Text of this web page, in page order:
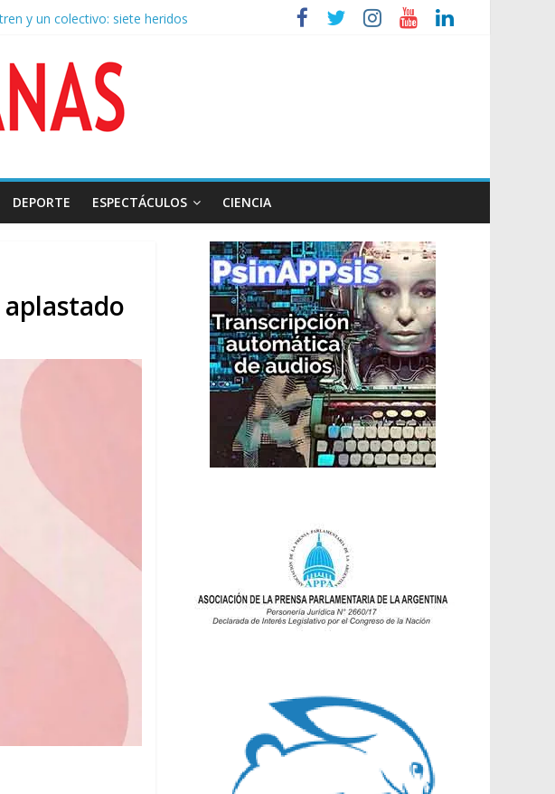
y un colectivo: siete heridos
y conductor de TV
apuntó: “Vino un poco endiablada”
DEPORTE ESPECTÁCULOS CIENCIA